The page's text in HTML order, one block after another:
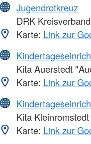
Jugendrotkreuz
DRK
Karte: Link zur
Kita Auerstedt
Karte: Link zur
Kita
Karte: Link zur